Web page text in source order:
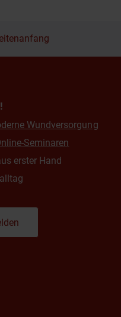
Wundversorgung
Seminaren
erster Hand